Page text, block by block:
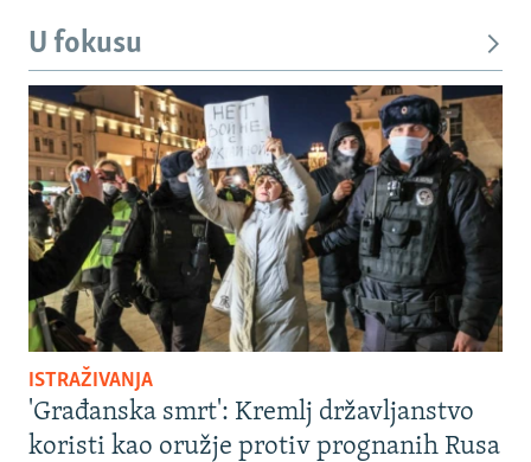
U fokusu
ISTRAŽIVANJA
'Građanska smrt': Kremlj državljanstvo
koristi kao oružje protiv prognanih Rusa